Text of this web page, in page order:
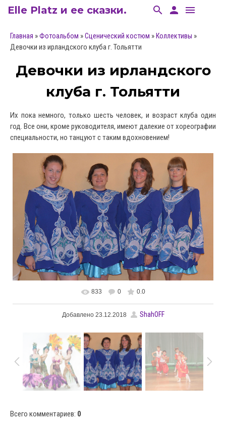
Elle Platz и ее сказки. search person menu
Главная »Фотоальбом »Сценический костюм » Коллективы »
Девочки из ирландского клуба г. Тольятти
Девочки из ирландского
клуба г. Тольятти
Их пока немного, только шесть человек, и возраст клуба один
год. Все они, кроме руководителя, имеют далекие от хореографии
специальности, но танцуют с таким вдохновением!
В реальном размере 2208x1400
833 0 0.0
Добавлено23.12.2018 ShahOFF
Всего комментариев: 0